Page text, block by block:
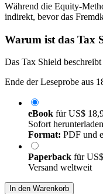
Während die Equity-
indirekt, bevor das
Warum ist das Tax
Das Tax Shield
Ende der Leseprobe aus
eBook fürUS$
Sofort
Format: PDF und
Paperback für
Versand weltweit
In den Warenkorb